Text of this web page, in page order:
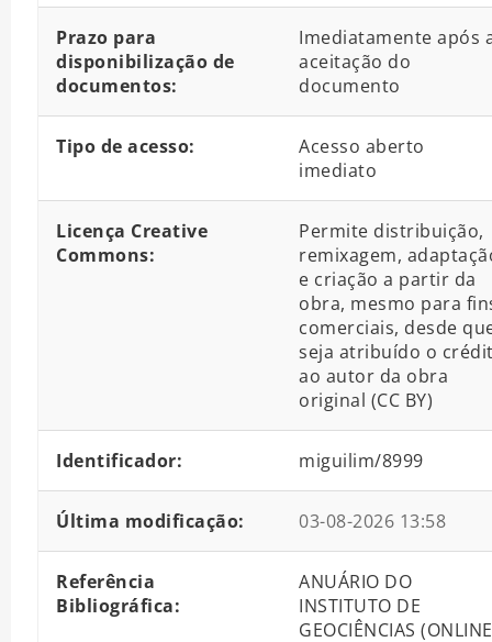
Prazo para
disponibilização de
documentos:
Imediatamente após
aceitação do
documento
Tipo de acesso:
Acesso aberto
imediato
Licença Creative
Commons:
Permite distribuição,
remixagem,
e criação a partir da
obra, mesmo para
comerciais, desde
seja atribuído o
ao autor da obra
original (CC BY)
Identificador: miguilim/8999
Última modificação: 03-08-2026 13:58
Referência
Bibliográfica:
ANUÁRIO DO
INSTITUTO DE
GEOCIÊNCIAS